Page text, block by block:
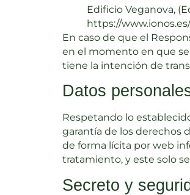
Edificio Veganova,
https://
En caso de que el
en el momento en que se
tiene la intención de
Datos
Respetando lo
garantía de los derechos
de forma lícita por web
tratamiento, y este solo
Secreto y